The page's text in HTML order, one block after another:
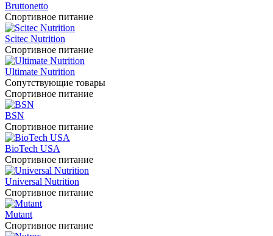
Bruttonetto
Спортивное питание
Scitec Nutrition
Спортивное питание
Ultimate Nutrition
Сопутствующие товары
Спортивное питание
BSN
Спортивное питание
BioTech USA
Спортивное питание
Universal Nutrition
Спортивное питание
Mutant
Спортивное питание